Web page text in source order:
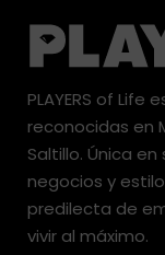
PLAYERS of
reconocidas en
Saltillo. Única
negocios y
predilecta de
vivir al máximo.